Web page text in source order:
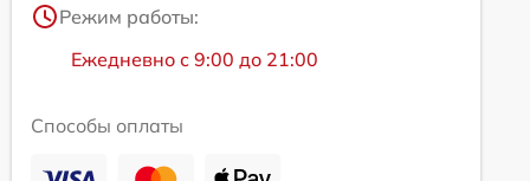
Режим работы:
Ежедневно с 9:00 до 21:00
Способы оплаты